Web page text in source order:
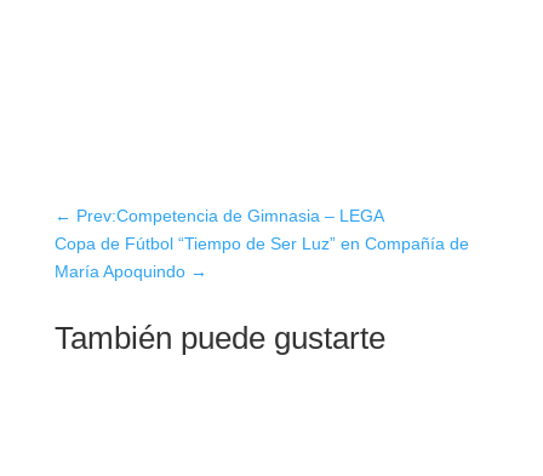
← Prev:Competencia de Gimnasia – LEGA
Copa de Fútbol “Tiempo de Ser Luz” en Compañía de
María Apoquindo→
También puede gustarte